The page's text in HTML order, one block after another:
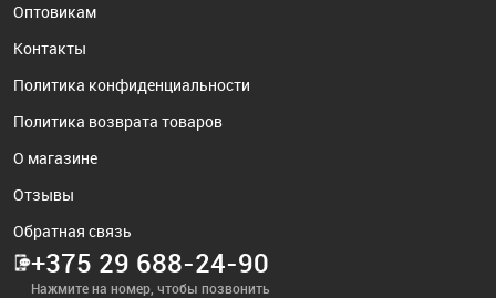
Оптовикам
Контакты
Политика конфиденциальности
Политика возврата товаров
О магазине
Отзывы
Обратная связь
+375 29 688-24-90
Нажмите на номер, чтобы позвонить